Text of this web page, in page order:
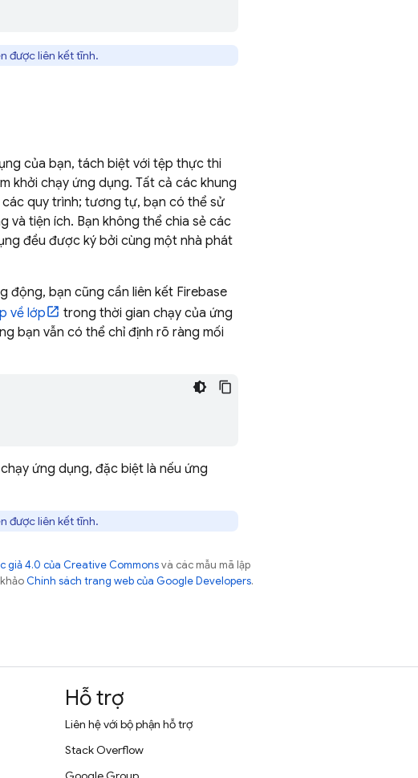
được liên kết tĩnh.
của bạn, tách biệt với tệp thực thi
khởi chạy ứng dụng. Tất cả các khung
quy trình; tương tự, bạn có thể sử
và tiện ích. Bạn không thể chia sẻ các
đều được ký bởi cùng một nhà phát
động, bạn cũng cần liên kết Firebase
về lớp
trong thời gian chạy của ứng
bạn vẫn có thể chỉ định rõ ràng mối
ứng dụng, đặc biệt là nếu ứng
được liên kết tĩnh.
giả 4.0 của Creative Commonsvà các mẫu mã lập
Chính sách trang web của Google Developers.
Hỗ trợ
Liên hệ với bộ phận hỗ trợ
Stack Overflow